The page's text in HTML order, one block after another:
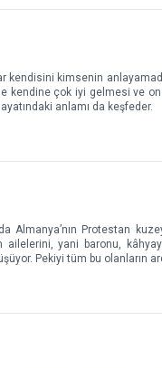
kendisini kimsenin
kendine çok iyi gelmesi ve
anlamı da keşfeder.
Almanya’nın Protestan
yani baronu,
Pekiyi tüm bu olanların